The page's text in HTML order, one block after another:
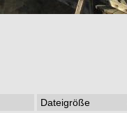
Dateigröße